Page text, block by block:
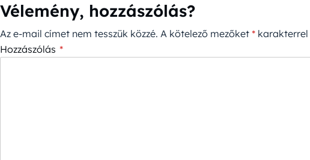
Vélemény, hozzászólás?
Az e-mail címet nem tesszük közzé. A kötelező mezőket *
Hozzászólás *